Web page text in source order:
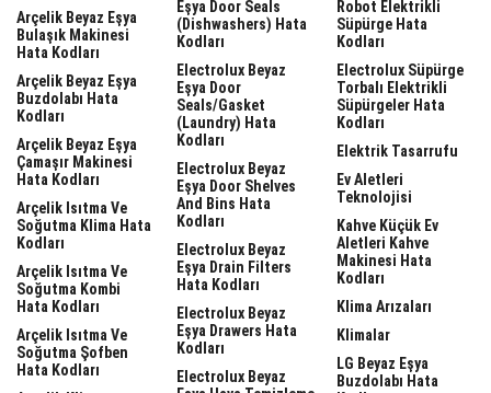
Arçelik Beyaz Eşya
Bulaşık Makinesi
Hata Kodları
Arçelik Beyaz Eşya
Buzdolabı Hata
Kodları
Arçelik Beyaz Eşya
Çamaşır Makinesi
Hata Kodları
Arçelik Isıtma Ve
Soğutma Klima Hata
Kodları
Arçelik Isıtma Ve
Soğutma Kombi
Hata Kodları
Arçelik Isıtma Ve
Soğutma Şofben
Hata Kodları
Eşya Door Seals
(dishwashers) Hata
Kodları
Electrolux Beyaz
Eşya Door
Seals/gasket
(laundry) Hata
Kodları
Electrolux Beyaz
Eşya Door Shelves
And Bins Hata
Kodları
Electrolux Beyaz
Eşya Drain Filters
Hata Kodları
Electrolux Beyaz
Eşya Drawers Hata
Kodları
Electrolux Beyaz
Robot Elektrikli
Süpürge Hata
Kodları
Electrolux Süpürge
Torbalı Elektrikli
Süpürgeler Hata
Kodları
Elektrik Tasarrufu
Ev Aletleri
Teknolojisi
Kahve Küçük Ev
Aletleri Kahve
Makinesi Hata
Kodları
Klima Arızaları
Klimalar
LG Beyaz Eşya
Buzdolabı Hata